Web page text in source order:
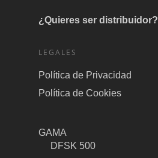
¿Quieres ser distribuidor?
LEGALES
Política de Privacidad
Política de Cookies
GAMA
DFSK 500